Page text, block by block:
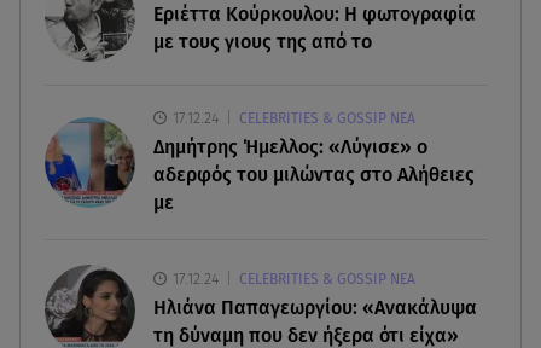
Οι έξι πιο επικίνδυνες εβδομάδες του έτους για
δασικές πυρκαγιές
Μικαέλα Κάσαρη: Έτοιμη για το Miss World
Εριέττα Κούρκουλου: Η φωτογραφία
με τους γιους της από το
17.12.24 CELEBRITIES & GOSSIP ΝΕΑ
Δημήτρης Ήμελλος: «Λύγισε» ο
αδερφός του μιλώντας στο Αλήθειες
με
17.12.24 CELEBRITIES & GOSSIP ΝΕΑ
Ηλιάνα Παπαγεωργίου: «Ανακάλυψα
τη δύναμη που δεν ήξερα ότι είχα»